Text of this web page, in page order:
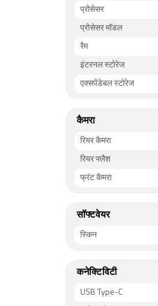
प्रोसेसर
प्रोसेसर मॉडल
रैम
इंटरनल स्टोरेज
एक्सपेंडेबल स्टोरेज
कैमरा
रियर कैमरा
रियर फ्लैश
फ्रंट कैमरा
सॉफ्टवेयर
स्किन
कनेक्टिविटी
USB Type-C